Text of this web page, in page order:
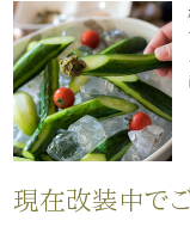
現在改装中でご